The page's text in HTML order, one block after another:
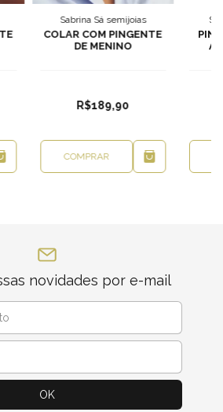
Sabrina Sá semijoias
COLAR COM PINGENTE
DE MENINO
R$189,90
COMPRAR
novidades por e-mail